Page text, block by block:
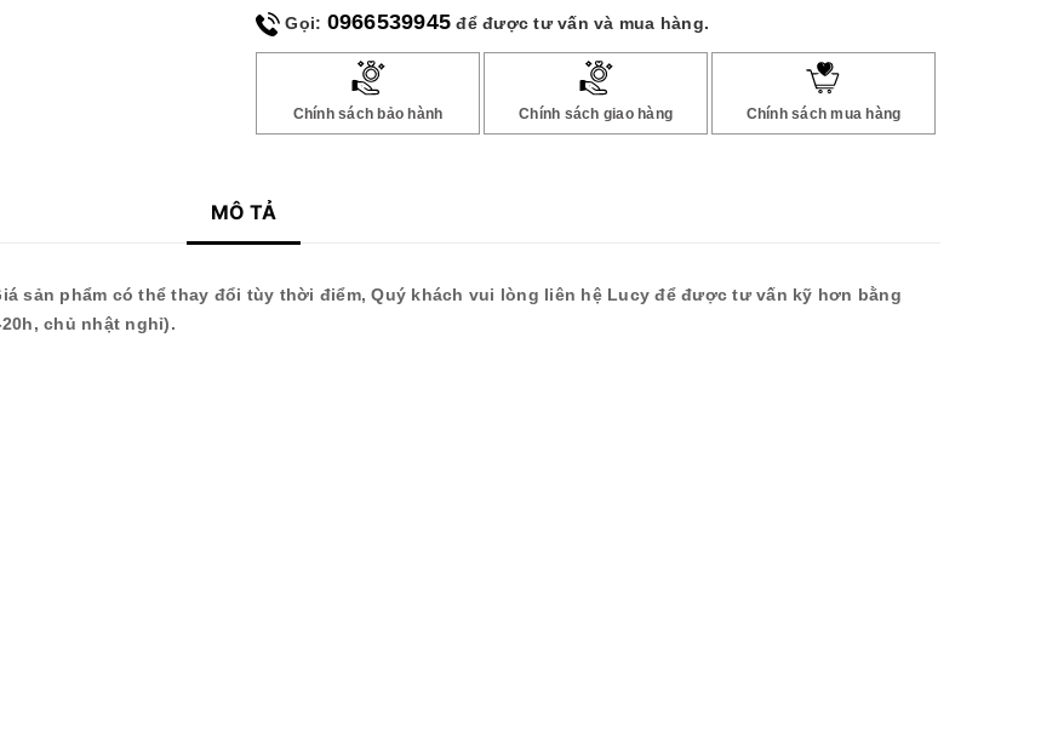
Gọi: 0966539945 để được tư vấn và mua hàng.
Chính sách bảo hành Chính sách giao hàng Chính sách mua hàng
MÔ TẢ
sản phẩm có thể thay đổi tùy thời điểm, Quý khách vui lòng liên hệ Lucy để được tư vấn kỹ hơn bằng
chủ nhật nghỉ).